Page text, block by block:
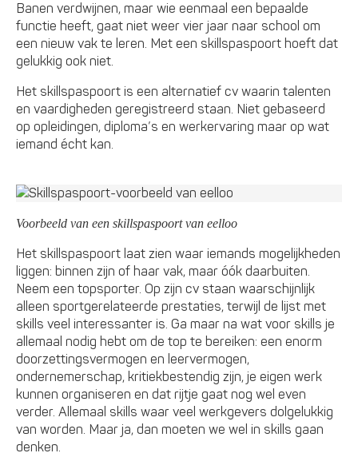
Banen verdwijnen, maar wie eenmaal een bepaalde
functie heeft, gaat niet weer vier jaar naar school om
een nieuw vak te leren. Met een skillspaspoort hoeft dat
gelukkig ook niet.
Het skillspaspoort is een alternatief cv waarin talenten
en vaardigheden geregistreerd staan. Niet gebaseerd
op opleidingen, diploma’s en werkervaring maar op wat
iemand écht kan.
Voorbeeld van een skillspaspoort van eelloo
Het skillspaspoort laat zien waar iemands mogelijkheden
liggen: binnen zijn of haar vak, maar óók daarbuiten.
Neem een topsporter. Op zijn cv staan waarschijnlijk
alleen sportgerelateerde prestaties, terwijl de lijst met
skills veel interessanter is. Ga maar na wat voor skills je
allemaal nodig hebt om de top te bereiken: een enorm
doorzettingsvermogen en leervermogen,
ondernemerschap, kritiekbestendig zijn, je eigen werk
kunnen organiseren en dat rijtje gaat nog wel even
verder. Allemaal skills waar veel werkgevers dolgelukkig
van worden. Maar ja, dan moeten we wel in skills gaan
denken.